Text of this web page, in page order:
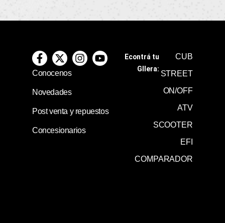
Conocenos
Novedades
Post venta y repuestos
Concesionarios
Econtrá tu
GIlera:
CUB
STREET
ON/OFF
ATV
SCOOTER
EFI
COMPARADOR